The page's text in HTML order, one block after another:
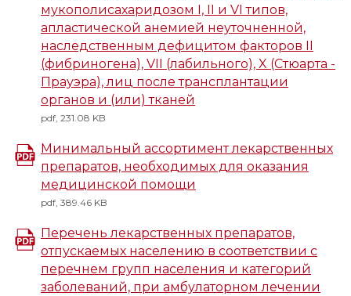
мукополисахаридозом I, II и VI типов,
апластической анемией неуточненной,
наследственным дефицитом факторов II
(фибриногена), VII (лабильного), X (Стюарта -
Прауэра), лиц после трансплантации
органов и (или) тканей
pdf, 231.08 KB
Минимальный ассортимент лекарственных
препаратов, необходимых для оказания
медицинской помощи
pdf, 389.46 KB
Перечень лекарственных препаратов,
отпускаемых населению в соответствии с
перечнем групп населения и категорий
заболеваний, при амбулаторном лечении